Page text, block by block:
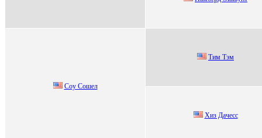
Coу Coшел
Тим Тэм
Xиз Дачecc